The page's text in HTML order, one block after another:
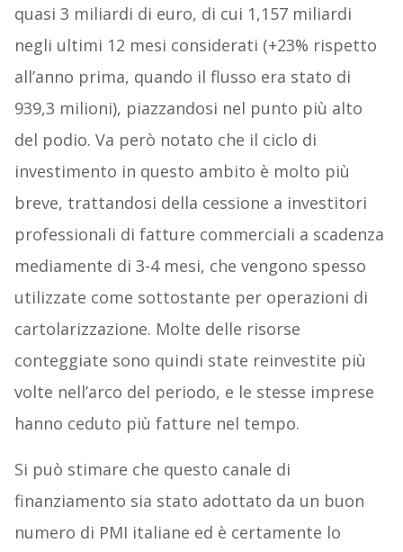
quasi 3 miliardi di euro, di cui 1,157 miliardi
negli ultimi 12 mesi considerati (+23% rispetto
all’anno prima, quando il flusso era stato di
939,3 milioni), piazzandosi nel punto più alto
del podio. Va però notato che il ciclo di
investimento in questo ambito è molto più
breve, trattandosi della cessione a investitori
professionali di fatture commerciali a scadenza
mediamente di 3-4 mesi, che vengono spesso
utilizzate come sottostante per operazioni di
cartolarizzazione. Molte delle risorse
conteggiate sono quindi state reinvestite più
volte nell’arco del periodo, e le stesse imprese
hanno ceduto più fatture nel tempo.
Si può stimare che questo canale di
finanziamento sia stato adottato da un buon
numero di PMI italiane ed è certamente lo